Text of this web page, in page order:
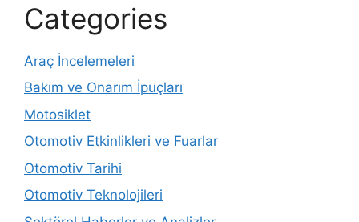
Categories
Araç İncelemeleri
Bakım ve Onarım İpuçları
Motosiklet
Otomotiv Etkinlikleri ve Fuarlar
Otomotiv Tarihi
Otomotiv Teknolojileri